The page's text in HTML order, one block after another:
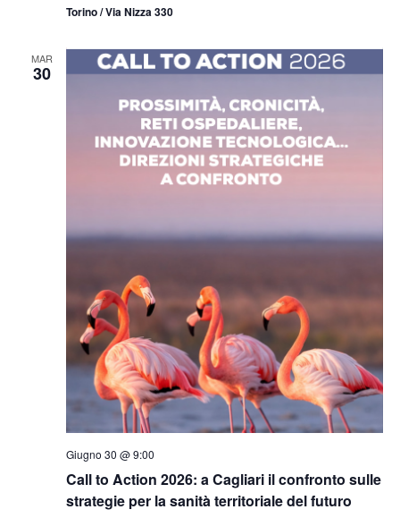
Torino / Via Nizza 330
MAR
30
Call to Action 2026: a Cagliari il confronto sulle
strategie per la sanità territoriale del futuro
Giugno 30 @ 9:00